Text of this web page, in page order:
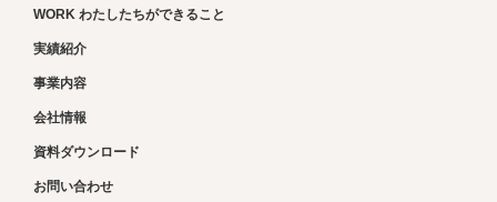
WORK わたしたちができること
実績紹介
事業内容
会社情報
資料ダウンロード
お問い合わせ